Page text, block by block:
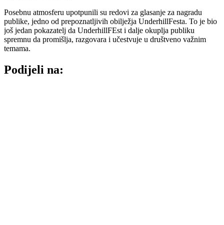
Posebnu atmosferu upotpunili su redovi za glasanje za nagradu
publike, jedno od prepoznatljivih obilježja UnderhillFesta. To je bio
još jedan pokazatelj da UnderhillFEst i dalje okuplja publiku
spremnu da promišlja, razgovara i učestvuje u društveno važnim
temama.
Podijeli na: